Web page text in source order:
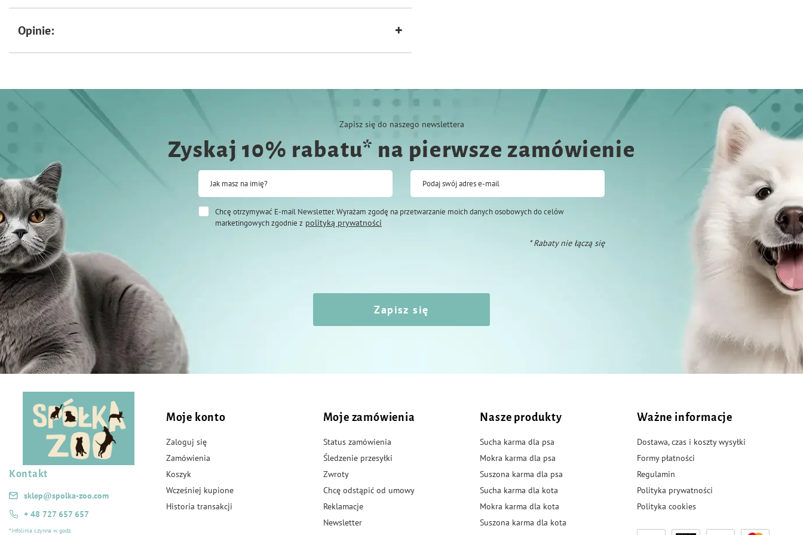
Opinie:
Zapisz się do naszego newslettera
Zyskaj 10% rabatu* na pierwsze zamówienie
Jak masz na imię? Podaj swój adres e-mail
Chcę otrzymywać E-mail Newsletter. Wyrażam zgodę na przetwarzanie moich danych osobowych do celów
marketingowych zgodnie z polityką prywatności
* Rabaty nie łączą się
Zapisz się
Kontakt
sklep@spolka-zoo.com
+ 48 727 657 657
*Infolinia czynna w godz.
Moje konto
Zaloguj się
Zamówienia
Koszyk
Wcześniej kupione
Historia transakcji
Moje zamówienia
Status zamówienia
Śledzenie przesyłki
Zwroty
Chcę odstąpić od umowy
Reklamacje
Newsletter
Nasze produkty
Sucha karma dla psa
Mokra karma dla psa
Suszona karma dla psa
Sucha karma dla kota
Mokra karma dla kota
Suszona karma dla kota
Ważne informacje
Dostawa, czas i koszty wysyłki
Formy płatności
Regulamin
Polityka prywatności
Polityka cookies